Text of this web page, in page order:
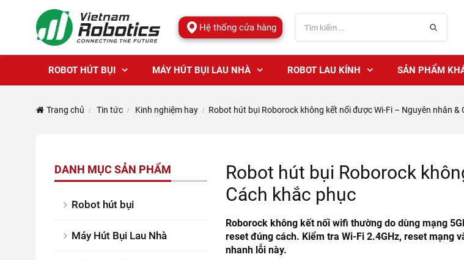
Hệ thống cửa hàng
ROBOT HÚT BỤI MÁY HÚT BỤI LAU NHÀ ROBOT LAU KÍNH SẢN PHẨM
Trang chủ Tin tức Kinh nghiệm hay Robot hút bụi Roborock không kết nối được Wi-Fi – Nguyên nhân &
DANH MỤC SẢN PHẨM
Robot hút bụi
Máy Hút Bụi Lau Nhà
Robot hút bụi Roborock
Cách khắc phục
Roborock không kết nối wifi thường do dùng mạng
reset đúng cách. Kiểm tra Wi-Fi 2.4GHz, reset mạng
nhanh lỗi này.